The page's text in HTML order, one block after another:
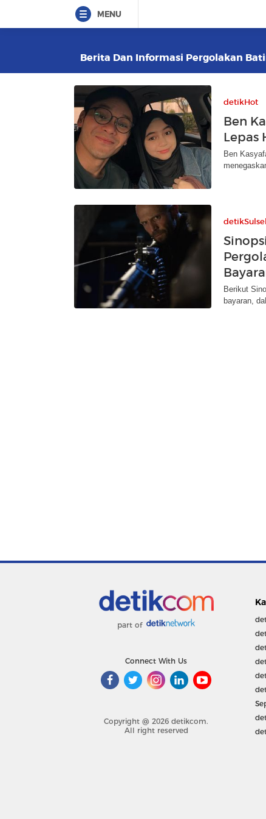
MENU
Berita Dan Informasi Pergolakan
detikHot
Ben
Lepas
Ben
detikSulsel
Berikut
bayaran,
part of
Connect With Us
Copyright @ 2026 detikcom.
All right reserved